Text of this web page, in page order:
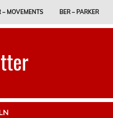
– MOVEMENTS BER – PARKER